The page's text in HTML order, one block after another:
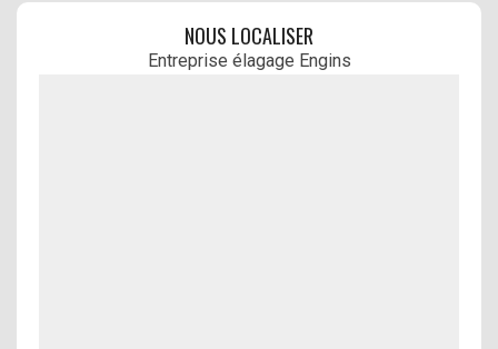
NOUS LOCALISER
Entreprise élagage Engins